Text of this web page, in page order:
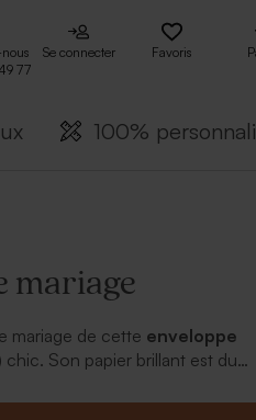
77
Se connecter Favoris
100%
mariage
mariage de cette enveloppe
chic. Son papier brillant est du